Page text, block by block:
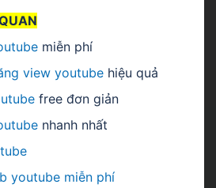
miễn phí
view youtube hiệu quả
free đơn giản
nhanh nhất
youtube miễn phí